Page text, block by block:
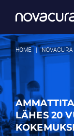
HOME
LÄHES 20